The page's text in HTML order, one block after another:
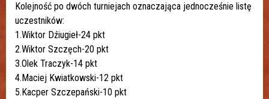
Kolejność po dwóch turniejach oznaczająca jednocześnie listę
uczestników:
1.Wiktor Dźiugieł-24 pkt
2.Wiktor Szczęch-20 pkt
3.Olek Traczyk-14 pkt
4.Maciej Kwiatkowski-12 pkt
5.Kacper Szczepański-10 pkt